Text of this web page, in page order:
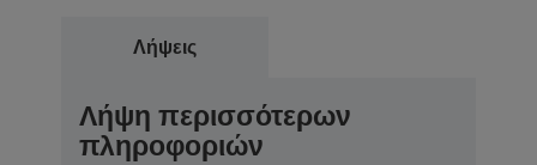
Λήψεις
Λήψη περισσότερων
πληροφοριών